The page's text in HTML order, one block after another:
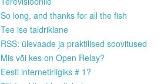
So long, and thanks for all the fish
Tee ise taldriklane
RSS: ülevaade ja praktilised soovitused
Mis või kes on Open Relay?
Eesti internetiriigiks # 1?